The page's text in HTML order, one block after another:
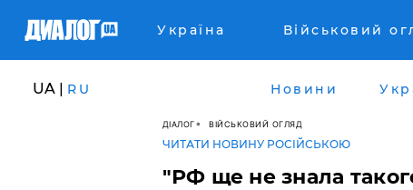
Україна Військовий
UA | RU Новини
ДІАЛОГ ВІЙСЬКОВИЙ ОГЛЯД
ЧИТАТИ НОВИНУ РОСІЙСЬКОЮ
"РФ ще не знала